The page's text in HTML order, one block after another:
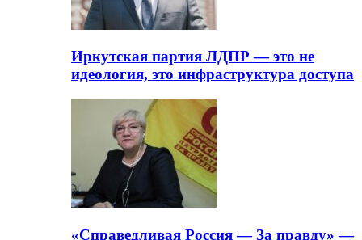
Иркутская партия ЛДПР — это не
идеология, это инфраструктура доступа
«Справедливая Россия — За правду» —